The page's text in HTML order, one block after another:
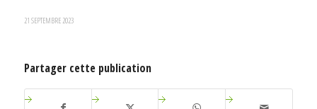
21 SEPTEMBRE 2023
Partager cette publication